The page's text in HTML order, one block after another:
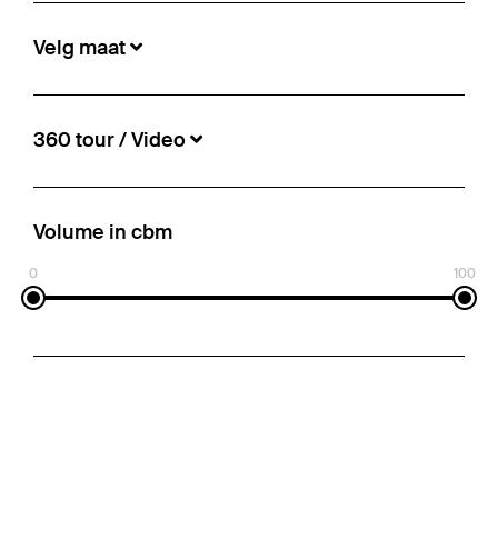
Velg maat
360 tour / Video
Volume in cbm
0 100